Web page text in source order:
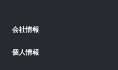
会社情報
個人情報